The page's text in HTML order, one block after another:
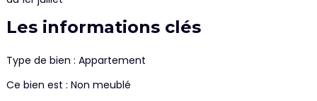
Les informations clés
Type de bien : Appartement
Ce bien est : Non meublé